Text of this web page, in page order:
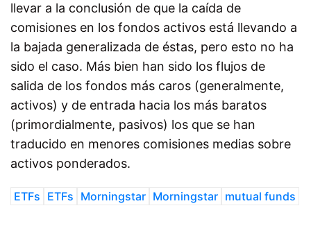
llevar a la conclusión de que la caída de
comisiones en los fondos activos está llevando a
la bajada generalizada de éstas, pero esto no ha
sido el caso. Más bien han sido los flujos de
salida de los fondos más caros (generalmente,
activos) y de entrada hacia los más baratos
(primordialmente, pasivos) los que se han
traducido en menores comisiones medias sobre
activos ponderados.
ETFs ETFs Morningstar Morningstar mutual funds